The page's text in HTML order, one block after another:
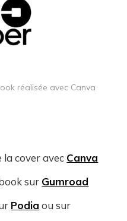
réalisée avec Canva
cover avec Canva
sur Gumroad
Podia ou sur